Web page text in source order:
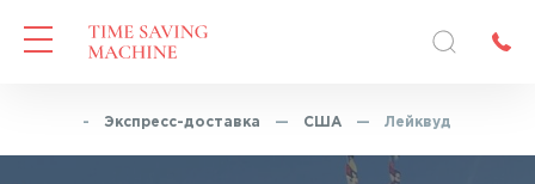
— Экспресс-доставка — США — Лейквуд